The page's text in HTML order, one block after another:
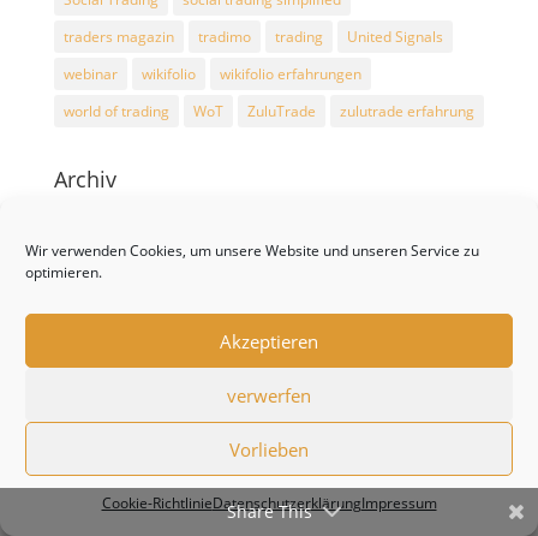
Wir verwenden Cookies, um unsere Website und unseren Service zu
optimieren.
Akzeptieren
verwerfen
Vorlieben
Cookie-RichtlinieDatenschutzerklärungImpressum
traders magazin
tradimo trading
United Signals
webinar
wikifolio
wikifolio erfahrungen
world of trading
WoT ZuluTrade zulutrade erfahrung
Archiv
Risikohinweis lt. BESCHLUSS (EU)
CFD sind komplexe Instrumente und gehen wegen
der Hebelwirkung mit dem hohen Risiko einher,
schnell Geld zu verlieren.
Zwischen 74 % und 89 % der Kleinanlegerkonten
verlieren beim Handel mit CFD Geld.
Sie sollten überlegen, ob Sie verstehen, wie CFD
funktionieren, und ob Sie es sich leisten können, das
Share This